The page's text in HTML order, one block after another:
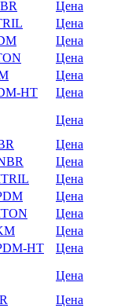
Цена
Цена
Цена
Цена
Цена
HT
Цена
Цена
Цена
Цена
Цена
Цена
Цена
Цена
HT
Цена
Цена
Цена